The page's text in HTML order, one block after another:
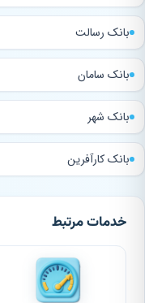
بانک رسالت
بانک سامان
بانک شهر
بانک کارآفرین
خدمات مرتبط